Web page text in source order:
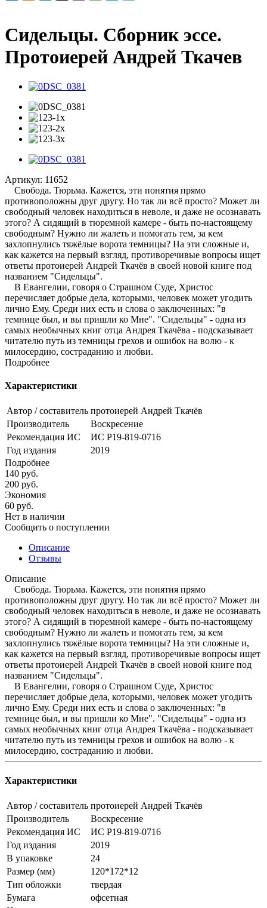
Сидельцы. Сборник эссе.
Протоиерей Андрей Ткачев
Артикул: 11652
Свобода. Тюрьма. Кажется, эти понятия прямо
противоположны друг другу. Но так ли всё просто? Может ли
свободный человек находиться в неволе, и даже не осознавать
этого? А сидящий в тюремной камере - быть по-настоящему
свободным? Нужно ли жалеть и помогать тем, за кем
захлопнулись тяжёлые ворота темницы? На эти сложные и,
как кажется на первый взгляд, противоречивые вопросы ищет
ответы протоиерей Андрей Ткачёв в своей новой книге под
названием "Сидельцы".
В Евангелии, говоря о Страшном Суде, Христос
перечисляет добрые дела, которыми, человек может угодить
лично Ему. Среди них есть и слова о заключенных: "в
темнице был, и вы пришли ко Мне". "Сидельцы" - одна из
самых необычных книг отца Андрея Ткачёва - подсказывает
читателю путь из темницы грехов и ошибок на волю - к
милосердию, состраданию и любви.
Подробнее
Характеристики
Автор / составитель протоиерей Андрей Ткачёв
Производитель
Воскресение
Рекомендация ИС
ИС Р19-819-0716
Год издания
2019
Подробнее
140 руб.
200 руб.
Экономия
60 руб.
Нет в наличии
Сообщить о поступлении
Описание
Отзывы
Описание
Свобода. Тюрьма. Кажется, эти понятия прямо
противоположны друг другу. Но так ли всё просто? Может ли
свободный человек находиться в неволе, и даже не осознавать
этого? А сидящий в тюремной камере - быть по-настоящему
свободным? Нужно ли жалеть и помогать тем, за кем
захлопнулись тяжёлые ворота темницы? На эти сложные и,
как кажется на первый взгляд, противоречивые вопросы ищет
ответы протоиерей Андрей Ткачёв в своей новой книге под
названием "Сидельцы".
В Евангелии, говоря о Страшном Суде, Христос
перечисляет добрые дела, которыми, человек может угодить
лично Ему. Среди них есть и слова о заключенных: "в
темнице был, и вы пришли ко Мне". "Сидельцы" - одна из
самых необычных книг отца Андрея Ткачёва - подсказывает
читателю путь из темницы грехов и ошибок на волю - к
милосердию, состраданию и любви.
Характеристики
Автор / составитель протоиерей Андрей Ткачёв
Производитель
Воскресение
Рекомендация ИС
ИС Р19-819-0716
Год издания
2019
В упаковке
24
Размер (мм)
120*172*12
Тип обложки
твердая
Бумага
офсетная